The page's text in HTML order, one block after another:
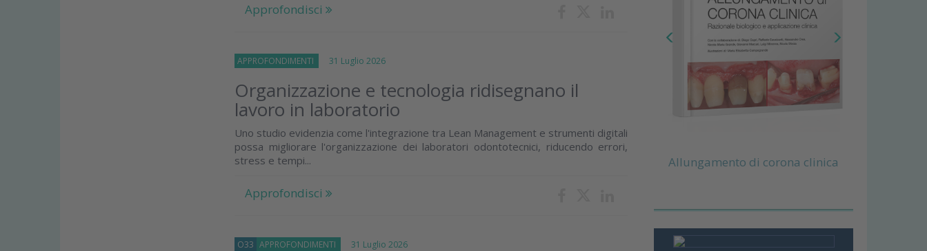
Approfondisci
APPROFONDIMENTI 31 Luglio 2026
Organizzazione e tecnologia ridisegnano il
lavoro in laboratorio
Uno studio evidenzia come l'integrazione tra Lean Management e strumenti digitali
possa migliorare l'organizzazione dei laboratori odontotecnici, riducendo errori,
stress e tempi...
Approfondisci
O33 APPROFONDIMENTI 31 Luglio 2026
Allungamento di corona clinica